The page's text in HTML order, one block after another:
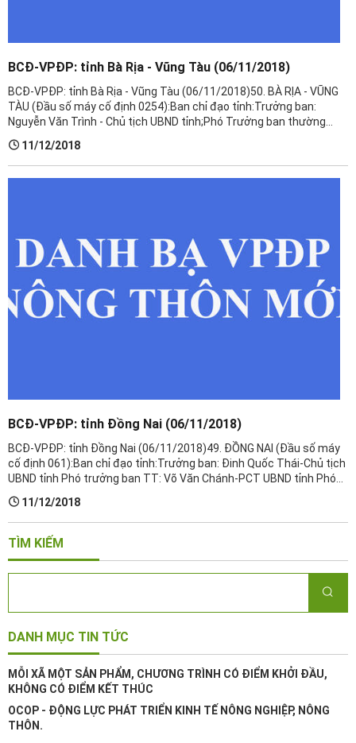
BCĐ-VPĐP: tỉnh Bà Rịa - Vũng Tàu (06/11/2018)
BCĐ-VPĐP: tỉnh Bà Rịa - Vũng Tàu (06/11/2018)​50. BÀ RỊA - VŨNG
TÀU (Đầu số máy cố định 0254):Ban chỉ đạo tỉnh:Trưởng ban:
Nguyễn Văn Trình - Chủ tịch UBND tỉnh;Phó Trưởng ban thường
trực: Lê Tuấn Quốc - Phó Chủ tịch UBND tỉnh;Phó Trưởng ban: Đặng
... 11/12/2018
BCĐ-VPĐP: tỉnh Đồng Nai (06/11/2018)
BCĐ-VPĐP: tỉnh Đồng Nai (06/11/2018)​49. ĐỒNG NAI (Đầu số máy
cố định 061):Ban chỉ đạo tỉnh:Trưởng ban: Đinh Quốc Thái-Chủ tịch
UBND tỉnh Phó trưởng ban TT: Võ Văn Chánh-PCT UBND tỉnh Phó
trưởng ban: Huỳnh Thành Vinh-GĐ Sở NN&PTNT Phó trưởng ...
11/12/2018
TÌM KIẾM
DANH MỤC TIN TỨC
MỖI XÃ MỘT SẢN PHẨM, CHƯƠNG TRÌNH CÓ ĐIỂM KHỞI ĐẦU,
KHÔNG CÓ ĐIỂM KẾT THÚC
OCOP - ĐỘNG LỰC PHÁT TRIỂN KINH TẾ NÔNG NGHIỆP, NÔNG
THÔN.